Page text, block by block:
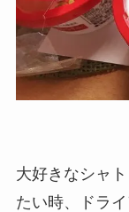
大好きなシャ
たい時、ドラ